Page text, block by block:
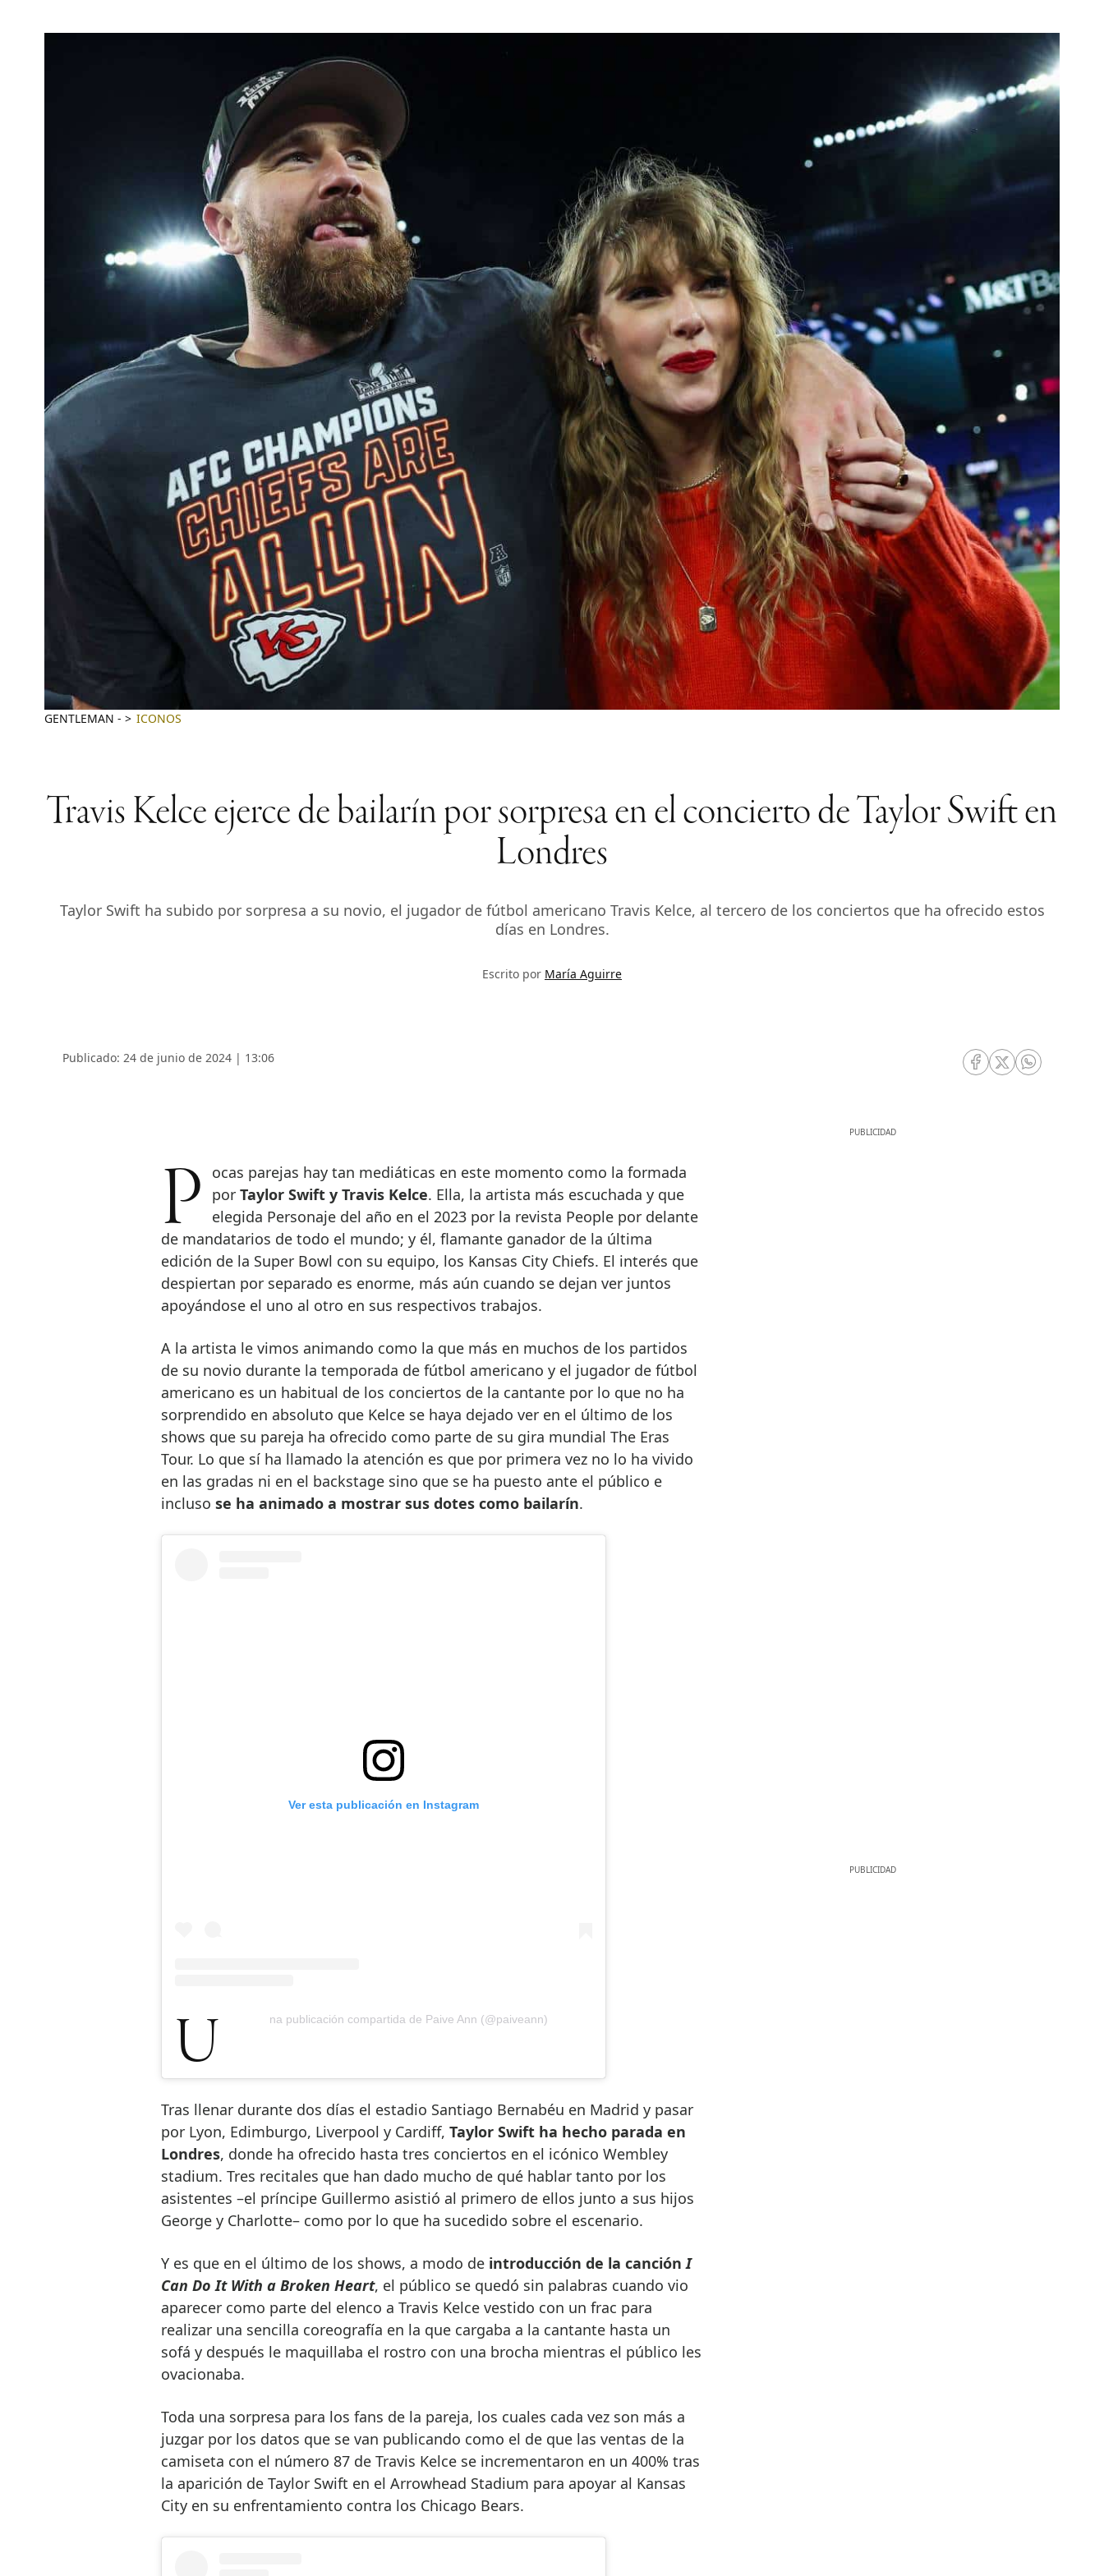
GENTLEMAN - ICONOS
Travis Kelce ejerce de bailarín por sorpresa en el concierto de Taylor Swift en
Londres
Taylor Swift ha subido por sorpresa a su novio, el jugador de fútbol americano Travis Kelce, al tercero de los conciertos que ha ofrecido estos
días en Londres.
Escrito por María Aguirre
Publicado: 24 de junio de 2024 | 13:06
RRSS Facebook
RRSS Twitter
RRSS
Pocas parejas hay tan mediáticas en este momento como la formada por Taylor Swift y Travis Kelce. Ella, la artista más escuchada y que
elegida Personaje del año en el 2023 por la revista People por delante
de mandatarios de todo el mundo; y él, flamante ganador de la última
edición de la Super Bowl con su equipo, los Kansas City Chiefs. El interés que
despiertan por separado es enorme, más aún cuando se dejan ver juntos
apoyándose el uno al otro en sus respectivos trabajos.
A la artista le vimos animando como la que más en muchos de los partidos
de su novio durante la temporada de fútbol americano y el jugador de fútbol
americano es un habitual de los conciertos de la cantante por lo que no ha
sorprendido en absoluto que Kelce se haya dejado ver en el último de los
shows que su pareja ha ofrecido como parte de su gira mundial The Eras
Tour. Lo que sí ha llamado la atención es que por primera vez no lo ha vivido
en las gradas ni en el backstage sino que se ha puesto ante el público e
incluso se ha animado a mostrar sus dotes como bailarín.
Ver esta publicación en Instagram
Una publicación compartida de Paive Ann (@paiveann)
Tras llenar durante dos días el estadio Santiago Bernabéu en Madrid y pasar
por Lyon, Edimburgo, Liverpool y Cardiff, Taylor Swift ha hecho parada en
Londres, donde ha ofrecido hasta tres conciertos en el icónico Wembley
stadium. Tres recitales que han dado mucho de qué hablar tanto por los
asistentes –el príncipe Guillermo asistió al primero de ellos junto a sus hijos
George y Charlotte– como por lo que ha sucedido sobre el escenario.
Y es que en el último de los shows, a modo de introducción de la canciónI
Can Do It With a Broken Heart, el público se quedó sin palabras cuando vio
aparecer como parte del elenco a Travis Kelce vestido con un frac para
realizar una sencilla coreografía en la que cargaba a la cantante hasta un
sofá y después le maquillaba el rostro con una brocha mientras el público les
ovacionaba.
Toda una sorpresa para los fans de la pareja, los cuales cada vez son más a
juzgar por los datos que se van publicando como el de que las ventas de la
camiseta con el número 87 de Travis Kelce se incrementaron en un 400% tras
la aparición de Taylor Swift en el Arrowhead Stadium para apoyar al Kansas
City en su enfrentamiento contra los Chicago Bears.